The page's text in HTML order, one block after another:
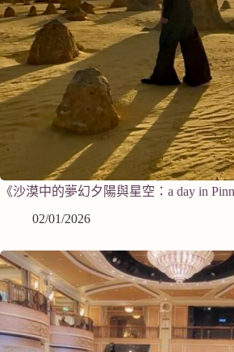
《沙漠中的夢幻夕陽與星空：a day in
02/01/2026